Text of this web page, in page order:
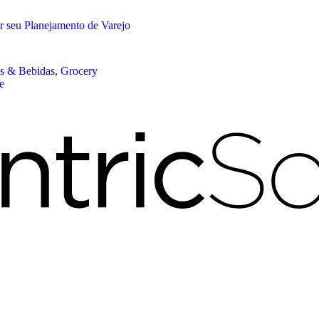
Planejamento de Varejo
& Bebidas, Grocery